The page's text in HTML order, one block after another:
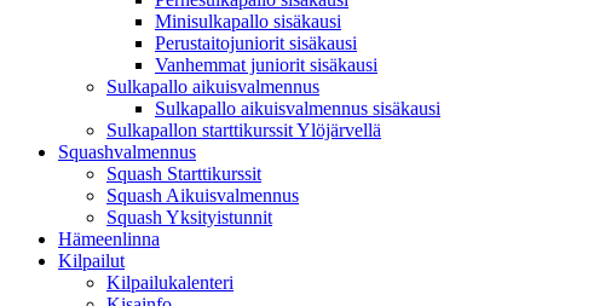
Minisulkapallo sisäkausi
Perustaitojuniorit sisäkausi
Vanhemmat juniorit sisäkausi
Sulkapallo aikuisvalmennus
Sulkapallo aikuisvalmennus sisäkausi
Sulkapallon starttikurssit Ylöjärvellä
Squashvalmennus
Squash Starttikurssit
Squash Aikuisvalmennus
Squash Yksityistunnit
Hämeenlinna
Kilpailut
Kilpailukalenteri